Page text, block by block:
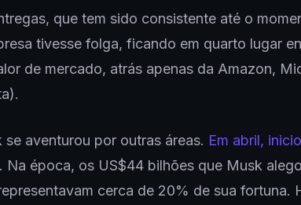
que tem sido consistente até o
tivesse folga, ficando em quarto lugar
de mercado, atrás apenas da Amazon,
se aventurou por outras áreas. Em abril,
. Na época, os US$44 bilhões que Musk
cerca de 20% de sua fortuna.